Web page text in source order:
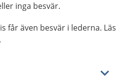
inga besvär.
får även besvär i lederna. Läs
.